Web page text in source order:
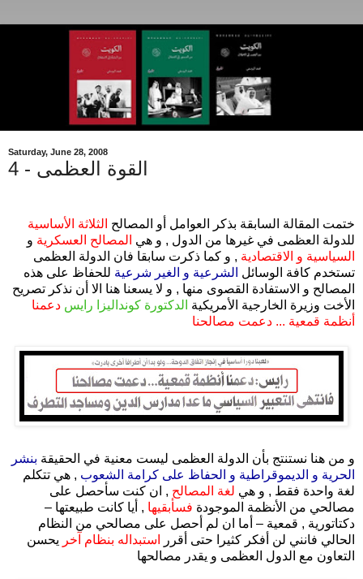
Saturday, June 28, 2008
القوة العظمى - 4
ختمت المقالة السابقة بذكر العوامل أو المصالح الثلاثة الأساسية
للدولة العظمى في غيرها من الدول , و هي المصالح العسكرية و
السياسية و الاقتصادية , و كما ذكرت سابقا فان الدولة العظمى
تستخدم كافة الوسائل الشرعية و الغير شرعية للحفاظ على هذه
المصالح و الاستفادة القصوى منها , و لا يسعنا هنا الا أن نذكر تصريح
الأخت وزيرة الخارجية الأمريكية الدكتورة كونداليزا رايس دعمنا
أنظمة قمعية ... دعمت مصالحنا
و من هنا نستنتج بأن الدولة العظمى ليست معنية في الحقيقة بنشر
الحرية و الديموقراطية و الحفاظ على كرامة الشعوب , هي تتكلم
لغة واحدة فقط , و هي لغة المصالح , ان كنت سأحصل على
مصالحي من الأنظمة الموجودة فسأبقيها , أيا كانت طبيعتها –
دكتاتورية , قمعية – أما ان لم أحصل على مصالحي من النظام
الحالي فانني لن أفكر كثيرا حتى أقرر
استبداله بنظام آخر يحسن
التعاون مع الدول العظمى و يقدر مصالحها